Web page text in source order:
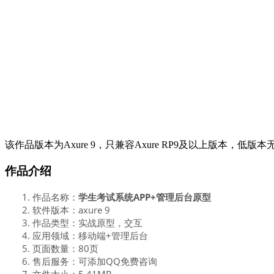
该作品版本为Axure 9，只兼容Axure RP9及以上版本，低版本
作品介绍
作品名称： 学生考试系统APP+管理后台原型
软件版本：axure 9
作品类型：实战原型，交互
应用领域：移动端+管理后台
页面数量：80页
售后服务：可添加QQ免费咨询